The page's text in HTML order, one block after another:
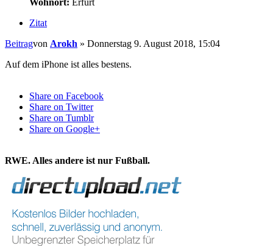
Wohnort: Erfurt
Zitat
Beitragvon Arokh » Donnerstag 9. August 2018, 15:04
Auf dem iPhone ist alles bestens.
Share on Facebook
Share on Twitter
Share on Tumblr
Share on Google+
RWE. Alles andere ist nur Fußball.